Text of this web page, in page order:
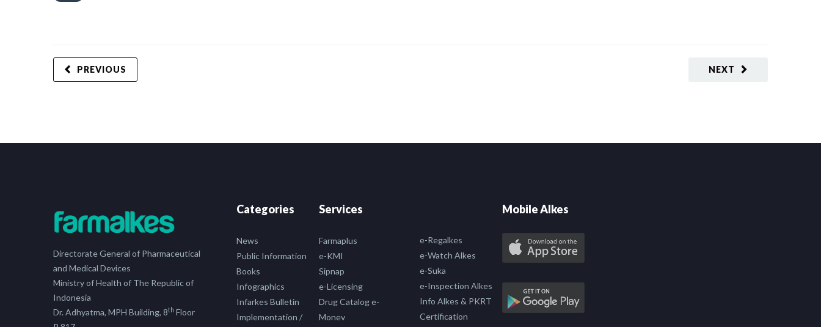
NEXT
PREVIOUS
Directorate General of Pharmaceutical
and Medical Devices
Ministry of Health of The Republic of
Indonesia
Dr. Adhyatma, MPH Building, 8th Floor
Categories
News
Public Information
Books
Infographics
Infarkes Bulletin
Implementation /
Services
Farmaplus
e-KMI
Sipnap
e-Licensing
Drug Catalog e-
Monev
e-Regalkes
e-Watch Alkes
e-Suka
e-Inspection Alkes
Info Alkes & PKRT
Certification
Mobile Alkes